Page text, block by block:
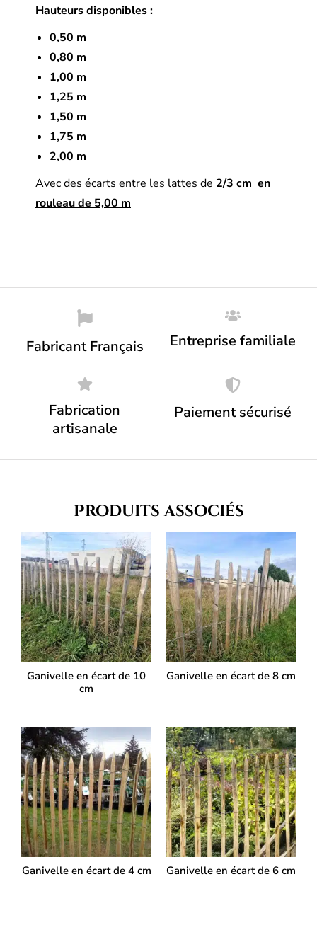
Hauteurs disponibles :
0,50 m
0,80 m
1,00 m
1,25 m
1,50 m
1,75 m
2,00 m
Avec des écarts entre les lattes de 2/3 cm en
rouleau de 5,00 m
Fabricant Français Entreprise familiale
Fabrication
artisanale
Paiement sécurisé
Produits associés
Ganivelle en écart de 10
cm
Ganivelle en écart de 8 cm
Ganivelle en écart de 4 cm Ganivelle en écart de 6 cm